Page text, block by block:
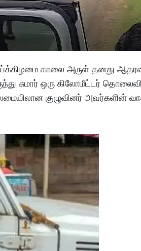
காலை அருள் தனது
சுமார் ஒரு கிலோமீட்டர்
குழுவினர் அவர்களின்